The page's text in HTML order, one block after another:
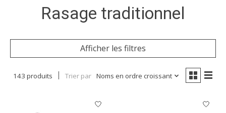
Rasage traditionnel
Afficher les filtres
143 produits Trier par Noms en ordre croissant